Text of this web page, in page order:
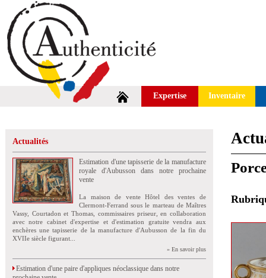
Expertise Inventaire
Actualités
Estimation d'une tapisserie de la manufacture
royale d'Aubusson dans notre prochaine
vente
La maison de vente Hôtel des ventes de
Clermont-Ferrand sous le marteau de Maîtres
Vassy, Courtadon et Thomas, commissaires priseur, en collaboration
avec notre cabinet d'expertise et d'estimation gratuite vendra aux
enchères une tapisserie de la manufacture d'Aubusson de la fin du
XVIIe siècle figurant...
» En savoir plus
Estimation d'une paire d'appliques néoclassique dans notre